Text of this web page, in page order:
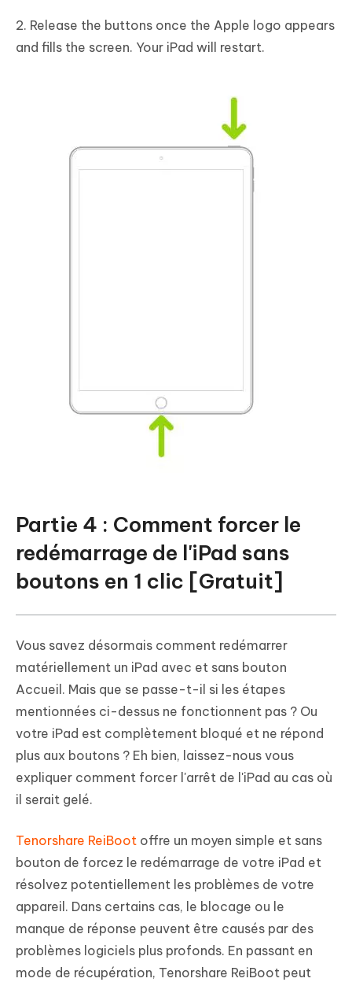
2. Release the buttons once the Apple logo appears
and fills the screen. Your iPad will restart.
Partie 4 : Comment forcer le
redémarrage de l'iPad sans
boutons en 1 clic [Gratuit]
Vous savez désormais comment redémarrer
matériellement un iPad avec et sans bouton
Accueil. Mais que se passe-t-il si les étapes
mentionnées ci-dessus ne fonctionnent pas ? Ou
votre iPad est complètement bloqué et ne répond
plus aux boutons ? Eh bien, laissez-nous vous
expliquer comment forcer l'arrêt de l'iPad au cas où
il serait gelé.
Tenorshare ReiBoot offre un moyen simple et sans
bouton de forcez le redémarrage de votre iPad et
résolvez potentiellement les problèmes de votre
appareil. Dans certains cas, le blocage ou le
manque de réponse peuvent être causés par des
problèmes logiciels plus profonds. En passant en
mode de récupération, Tenorshare ReiBoot peut